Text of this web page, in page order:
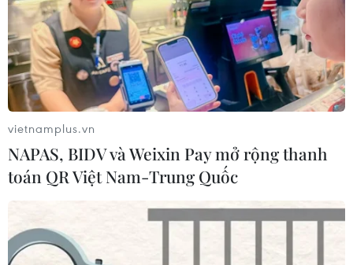
vietnamplus.vn
NAPAS, BIDV và Weixin Pay mở rộng thanh
toán QR Việt Nam-Trung Quốc